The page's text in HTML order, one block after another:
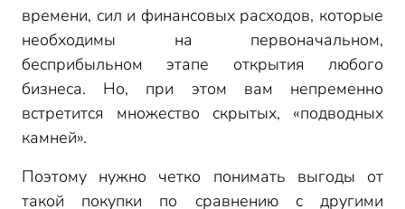
Проверка прав на имущество
Проверка финансового положения бизнеса
Проверка судебных дел и долгов у приставов
Проверка трудовых договоров и других кадровых
Проверка локальных актов
Проверка маркетинговой стратегии
времени, сил и финансовых расходов, которые
необходимы на первоначальном,
бесприбыльном этапе открытия любого
бизнеса. Но, при этом вам непременно
встретится множество скрытых, «подводных
камней».
Поэтому нужно четко понимать выгоды от
такой покупки по сравнению с другими